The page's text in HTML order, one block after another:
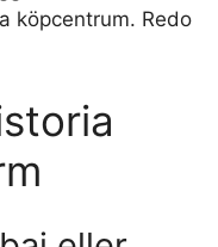
Hjärtan
chaat-fyllda